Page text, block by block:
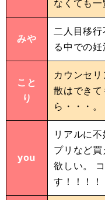
なくても一
みや
二人目移
る中での妊
こと
り
カウンセ
散はでき
ら・・・。
you
リアルに
プリなど
欲しい。
す！！！！